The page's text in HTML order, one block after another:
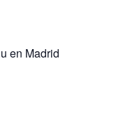
en Madrid